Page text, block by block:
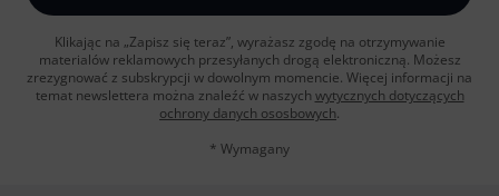
Klikając na „Zapisz się teraz”, wyrażasz zgodę na otrzymywanie
materialów reklamowych przesyłanych drogą elektroniczną. Możesz
zrezygnować z subskrypcji w dowolnym momencie. Więcej informacji na
temat newslettera można znaleźć w naszych wytycznych dotyczących
ochrony danych ososbowych.
* Wymagany